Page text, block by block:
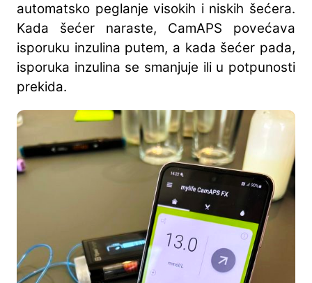
automatsko peglanje visokih i niskih šećera.
Kada šećer naraste, CamAPS povećava
isporuku inzulina putem, a kada šećer pada,
isporuka inzulina se smanjuje ili u potpunosti
prekida.